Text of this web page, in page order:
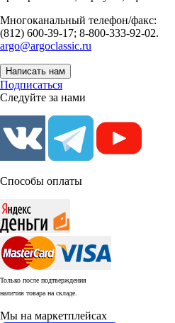
Многоканальный телефон/факс:
(812) 600-39-17; 8-800-333-92-02.
argo@argoclassic.ru
Написать нам
Подписаться
Следуйте за нами
Способы оплаты
Только после подтверждения
наличия товара на складе.
Мы на маркетплейсах